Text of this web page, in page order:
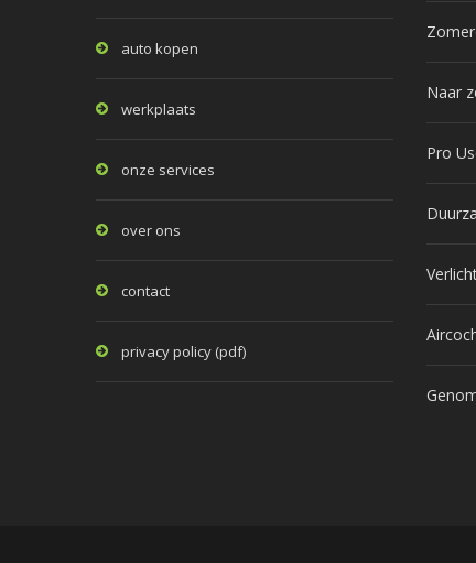
auto kopen
werkplaats
onze services
over ons
contact
privacy policy (pdf)
Naar
Pro